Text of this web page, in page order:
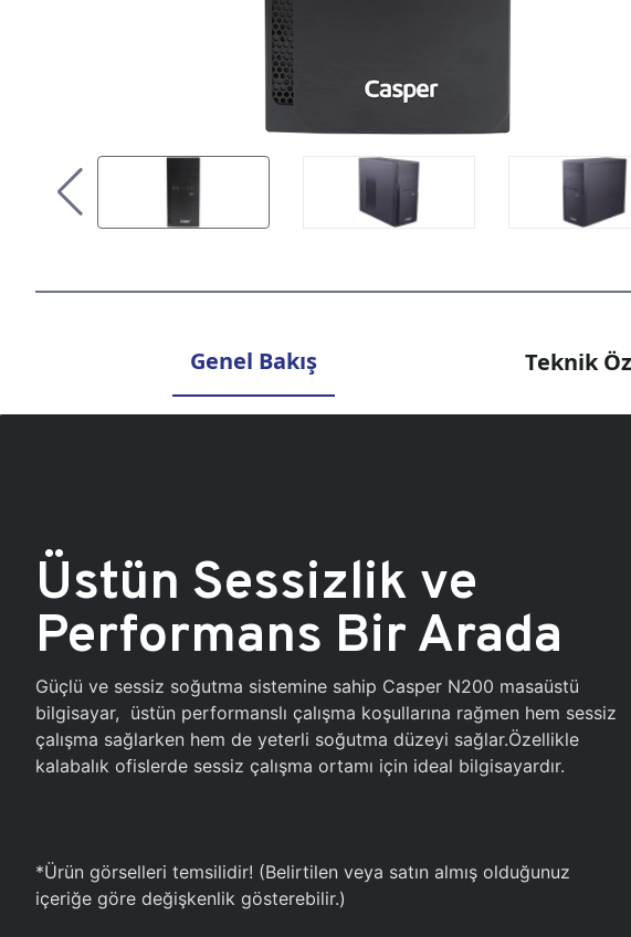
Genel Bakış Teknik
Üstün Sessizlik ve
Performans Bir Arada
Güçlü ve sessiz soğutma sistemine sahip Casper N200 masaüstü
bilgisayar, üstün performanslı çalışma koşullarına rağmen hem sessiz
çalışma sağlarken hem de yeterli soğutma düzeyi sağlar.Özellikle
kalabalık ofislerde sessiz çalışma ortamı için ideal bilgisayardır.
*Ürün görselleri temsilidir! (Belirtilen veya satın almış olduğunuz
içeriğe göre değişkenlik gösterebilir.)